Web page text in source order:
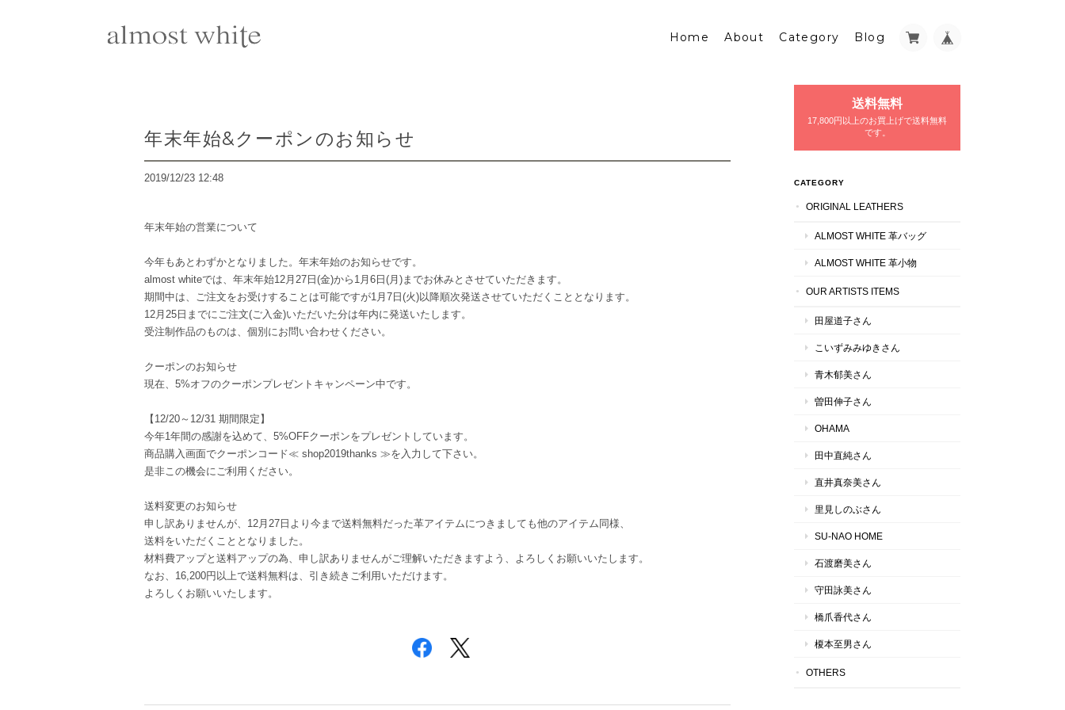
Home About Category Blog
年末年始&クーポンのお知らせ
2019/12/23 12:48
年末年始の営業について
今年もあとわずかとなりました。年末年始のお知らせです。
almost whiteでは、年末年始12月27日(金)から1月6日(月)までお休みとさせていただきます。
期間中は、ご注文をお受けすることは可能ですが1月7日(火)以降順次発送させていただくこととなります。
12月25日までにご注文(ご入金)いただいた分は年内に発送いたします。
受注制作品のものは、個別にお問い合わせください。
クーポンのお知らせ
現在、5%オフのクーポンプレゼントキャンペーン中です。
【12/20～12/31 期間限定】
今年1年間の感謝を込めて、5%OFFクーポンをプレゼントしています。
商品購入画面でクーポンコード≪ shop2019thanks ≫を入力して下さい。
是非この機会にご利用ください。
送料変更のお知らせ
申し訳ありませんが、12月27日より今まで送料無料だった革アイテムにつきましても他のアイテム同様、
送料をいただくこととなりました。
材料費アップと送料アップの為、申し訳ありませんがご理解いただきますよう、よろしくお願いいたします。
なお、16,200円以上で送料無料は、引き続きご利用いただけます。
よろしくお願いいたします。
送料無料
17,800円以上のお買上げで送料無料
です。
CATEGORY
ORIGINAL LEATHERS
ALMOST WHITE 革バッグ
ALMOST WHITE 革小物
OUR ARTISTS ITEMS
田屋道子さん
こいずみみゆきさん
青木郁美さん
曽田伸子さん
OHAMA
田中直純さん
直井真奈美さん
里見しのぶさん
SU-NAO HOME
石渡磨美さん
守田詠美さん
橋爪香代さん
榎本至男さん
OTHERS